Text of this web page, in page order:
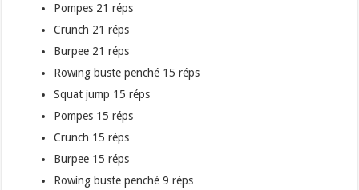
Pompes 21 réps
Crunch 21 réps
Burpee 21 réps
Rowing buste penché 15 réps
Squat jump 15 réps
Pompes 15 réps
Crunch 15 réps
Burpee 15 réps
Rowing buste penché 9 réps